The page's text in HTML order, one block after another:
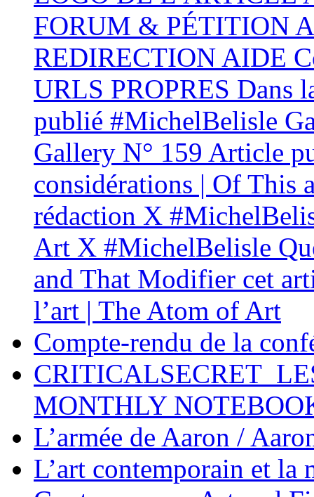
FORUM & PÉTITION
REDIRECTION AIDE
URLS PROPRES Dans
publié #MichelBelisle
Gallery N° 159 Article
considérations | Of This
rédaction X
Art X #MichelBelisle
and That Modifier cet
l’art | The Atom of Art
Compte-rendu de la
MONTHLY
L’armée de Aaron /
L’art contemporain et la